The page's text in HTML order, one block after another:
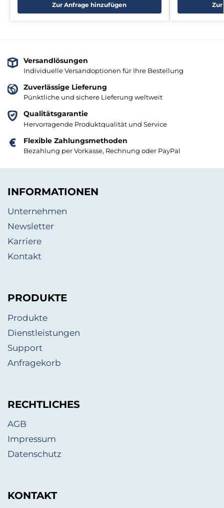
Zur Anfrage hinzufügen
Versandlösungen
Individuelle Versandoptionen für Ihre Bestellung
Zuverlässige Lieferung
Pünktliche und sichere Lieferung weltweit
Qualitätsgarantie
Hervorragende Produktqualität und Service
Flexible Zahlungsmethoden
Bezahlung per Vorkasse, Rechnung oder PayPal
INFORMATIONEN
Unternehmen
Newsletter
Karriere
Kontakt
PRODUKTE
Produkte
Dienstleistungen
Support
Anfragekorb
RECHTLICHES
AGB
Impressum
Datenschutz
KONTAKT